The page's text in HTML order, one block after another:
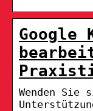
Google
Wenden Sie